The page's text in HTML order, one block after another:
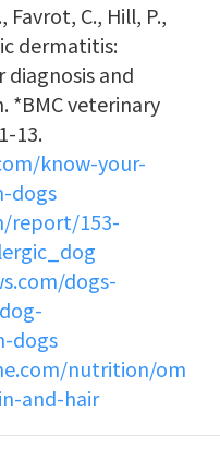
Favrot, C., Hill, P.,
dermatitis:
and
*BMC veterinary
13.
know-your-
dogs
report/153-
dogs-
dogs
nutrition/om
and-hair